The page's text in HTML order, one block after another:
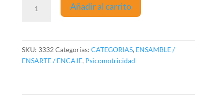
Educativos
Añadir al carrito
SKU: 3332 Categorías: CATEGORIAS, ENSAMBLE /
ENSARTE / ENCAJE, Psicomotricidad